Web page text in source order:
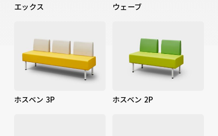
エックス ウェーブ
ホスベン 3P ホスベン 2P